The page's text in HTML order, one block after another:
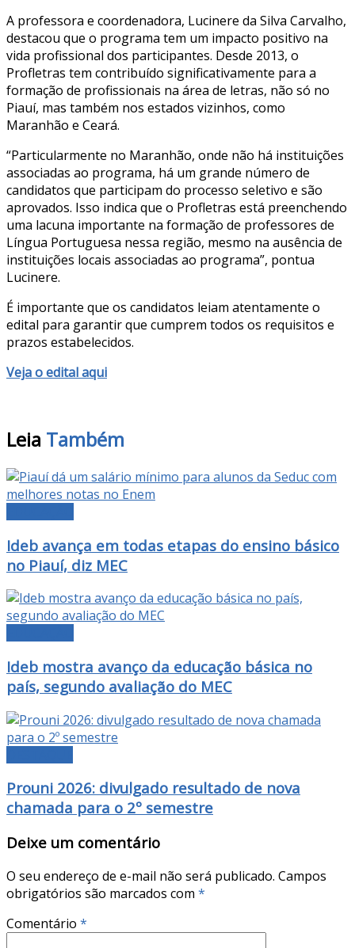
A professora e coordenadora, Lucinere da Silva Carvalho,
destacou que o programa tem um impacto positivo na
vida profissional dos participantes. Desde 2013, o
Profletras tem contribuído significativamente para a
formação de profissionais na área de letras, não só no
Piauí, mas também nos estados vizinhos, como
Maranhão e Ceará.
“Particularmente no Maranhão, onde não há instituições
associadas ao programa, há um grande número de
candidatos que participam do processo seletivo e são
aprovados. Isso indica que o Profletras está preenchendo
uma lacuna importante na formação de professores de
Língua Portuguesa nessa região, mesmo na ausência de
instituições locais associadas ao programa”, pontua
Lucinere.
É importante que os candidatos leiam atentamente o
edital para garantir que cumprem todos os requisitos e
prazos estabelecidos.
Veja o edital aqui
Leia Também
Ideb avança em todas etapas do ensino básico
no Piauí, diz MEC
Ideb mostra avanço da educação básica no
país, segundo avaliação do MEC
Prouni 2026: divulgado resultado de nova
chamada para o 2º semestre
Deixe um comentário
O seu endereço de e-mail não será publicado. Campos
obrigatórios são marcados com *
Comentário *